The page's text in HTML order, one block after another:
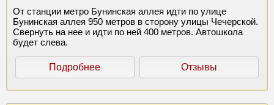
От станции метро Бунинская аллея идти по улице
Бунинская аллея 950 метров в сторону улицы Чечерской.
Свернуть на нее и идти по ней 400 метров. Автошкола
будет слева.
Подробнее Отзывы